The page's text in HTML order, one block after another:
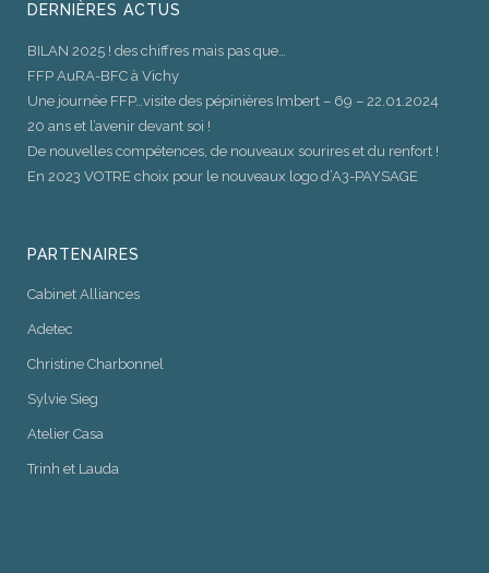
DERNIÈRES ACTUS
BILAN 2025 ! des chiffres mais pas que…
FFP AuRA-BFC à Vichy
Une journée FFP…visite des pépinières Imbert – 69 – 22.01.2024
20 ans et l’avenir devant soi !
De nouvelles compétences, de nouveaux sourires et du renfort !
En 2023 VOTRE choix pour le nouveaux logo d’A3-PAYSAGE
PARTENAIRES
Cabinet Alliances
Adetec
Christine Charbonnel
Sylvie Sieg
Atelier Casa
Trinh et Lauda